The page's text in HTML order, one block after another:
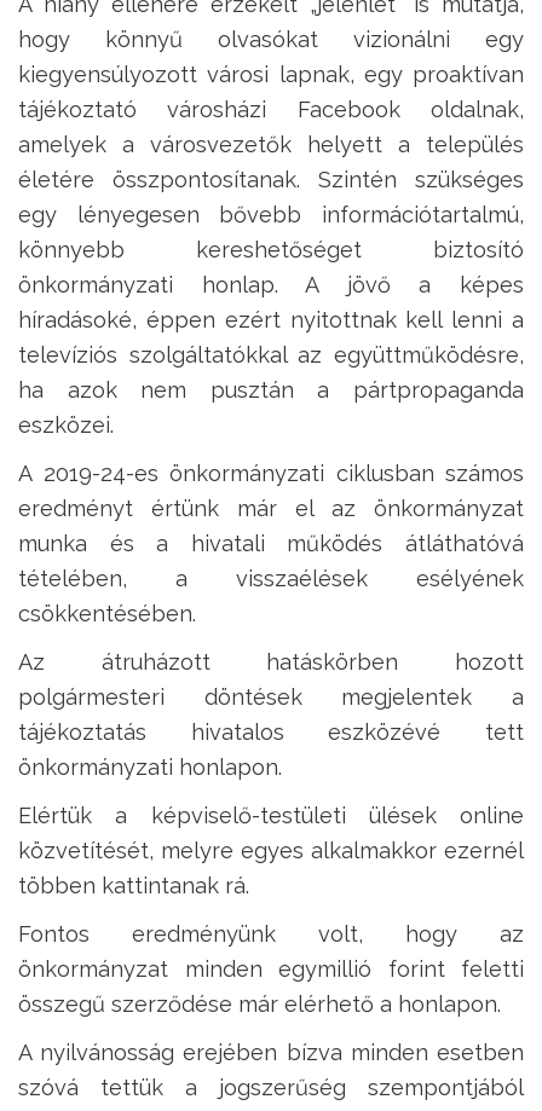
hogy könnyű olvasókat vizionálni egy
kiegyensúlyozott városi lapnak, egy proaktívan
tájékoztató városházi Facebook oldalnak,
amelyek a városvezetők helyett a település
életére összpontosítanak. Szintén szükséges
egy lényegesen bővebb információtartalmú,
könnyebb kereshetőséget biztosító
önkormányzati honlap.A jövő a képes
híradásoké, éppen ezért nyitottnak kell lenni a
televíziós szolgáltatókkal az együttműködésre,
ha azok nem pusztán a pártpropaganda
eszközei.
A 2019-24-es önkormányzati ciklusban számos
eredményt értünk már el az önkormányzat
munka és a hivatali működés átláthatóvá
tételében, a visszaélések esélyének
csökkentésében.
Az átruházott hatáskörben hozott
polgármesteri döntések megjelentek a
tájékoztatás hivatalos eszközévé tett
önkormányzati honlapon.
Elértük a képviselő-testületi ülések online
közvetítését, melyre egyes alkalmakkor ezernél
többen kattintanak rá.
Fontos eredményünk volt, hogy az
önkormányzat minden egymillió forint feletti
összegű szerződése már elérhető a honlapon.
A nyilvánosság erejében bízva minden esetben
szóvá tettük a jogszerűség szempontjából